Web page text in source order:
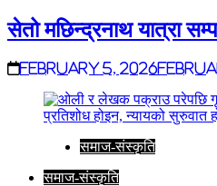
सेतो मछिन्द्रनाथ यात्रा
February 5, 2026
समाज-संस्कृति
समाज-संस्कृति